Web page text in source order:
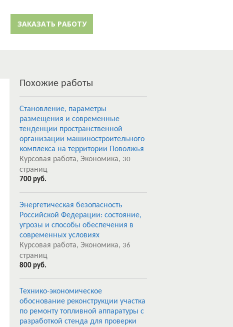
ЗАКАЗАТЬ РАБОТУ
Похожие работы
Становление, параметры
размещения и современные
тенденции пространственной
организации машиностроительного
комплекса на территории Поволжья
Курсовая работа, Экономика, 30
страниц
700 руб.
Энергетическая безопасность
Российской Федерации: состояние,
угрозы и способы обеспечения в
современных условиях
Курсовая работа, Экономика, 36
страниц
800 руб.
Технико-экономическое
обоснование реконструкции участка
по ремонту топливной аппаратуры с
разработкой стенда для проверки